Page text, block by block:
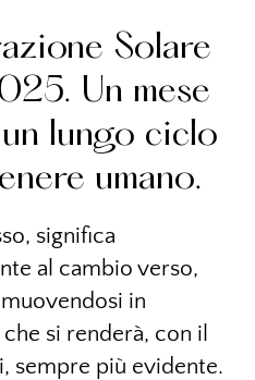
Solare
Un mese
lungo ciclo
umano.
significa
al cambio verso,
in
si renderà, con il
sempre più evidente.